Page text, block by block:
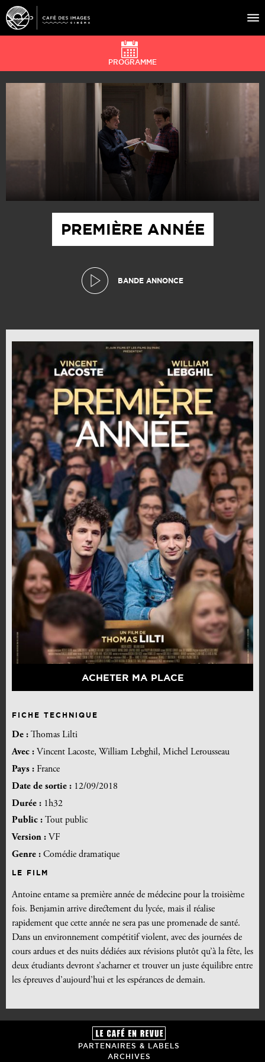
À L’AFFICHE
CAFÉ DU CINÉ
PRATIQUE
ÉDUCATION AUX IMAGES
PREMIÈRE ANNÉE
BANDE ANNONCE
ACHETER MA PLACE
FICHE TECHNIQUE
De : Thomas Lilti
Avec : Vincent Lacoste, William Lebghil, Michel Lerousseau
Pays : France
Date de sortie : 12/09/2018
Durée : 1h32
Public : Tout public
Version : VF
Genre : Comédie dramatique
LE FILM
Antoine entame sa première année de médecine pour la troisième
fois. Benjamin arrive directement du lycée, mais il réalise
rapidement que cette année ne sera pas une promenade de santé.
Dans un environnement compétitif violent, avec des journées de
cours ardues et des nuits dédiées aux révisions plutôt qu’à la fête, les
deux étudiants devront s’acharner et trouver un juste équilibre entre
les épreuves d’aujourd’hui et les espérances de demain.
PROGRAMME
PARTENAIRES & LABELS
ARCHIVES